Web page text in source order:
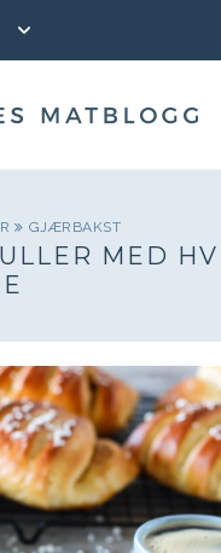
GJÆRBAKST
MED